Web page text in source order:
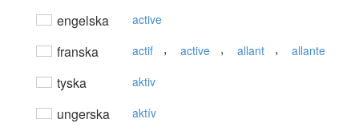
engelska active
franska actif , active , allant , allante
tyska aktiv
ungerska aktív